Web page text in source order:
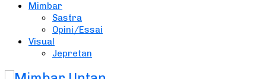
Mimbar
Sastra
Opini/Essai
Visual
Jepretan